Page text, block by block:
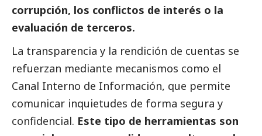
corrupción, los conflictos de interés o la
evaluación de terceros.
La transparencia y la rendición de cuentas se
refuerzan mediante mecanismos como el
Canal Interno de Información, que permite
comunicar inquietudes de forma segura y
confidencial. Este tipo de herramientas son